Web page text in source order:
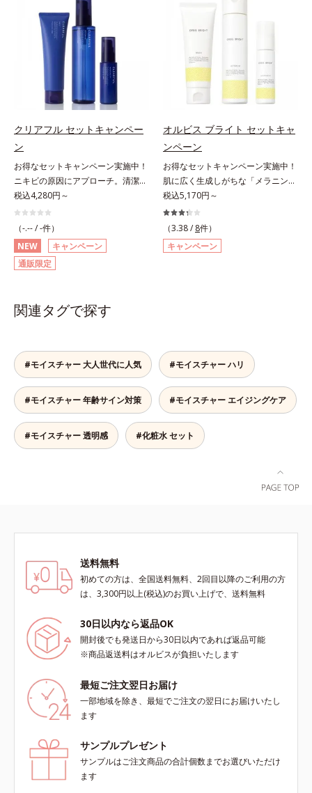
リーズです。5種の和漢植物由来成
分とコラーゲンが肌をいたわりなが
らうるおいを与え、バリア機能を維
持。ニキビができにくい肌を目指し
ます。さらにビタミンC誘導体をは
じめとした5種の整肌成分(*2)から
成る「ナノVCショットカプセル」
を配合。カプセルが浸透してから成
い浸透力(*3)と安定性を実現。毛穴
の目立ちをしっかりケア(*4)して、
ゆらぎやすいニキビ肌を、みずみず
しい清潔な垢抜け肌(*1)へと導きま
す。たっぷりの保湿成分で低刺激。
敏感肌の方にもお使いいただけます
(*5)。L＝さっぱりタイプ（ニキビ
のできやすい肌・超脂性肌～普通
肌）M＝しっとりタイプ（ニキビの
できやすい肌・普通肌～乾性肌）*1
然ビタミンE、イノシット、フィチ
メを整えて毛穴を目立たなくする*5
すべての方に皮膚刺激がおきないと
象パッチテスト済（すべての人に皮
膚刺激がおきないというわけではあ
りません）※弱酸性（ローション・
モイスチャーのみ）アレルギーテス
ない状態である「ハリのなさ」や、
くすみ(*6)などが現れている状態で
ある「透明感のなさ」が現れること
で大人の肌印象に大きな影響を与え
ていることが分かりました。そこで
オルビスユー ドットシリーズは美
容成分(*7)として「G.D.F.アクティ
ベーター(*8)」を配合。そして、従
来から配合している美白有効成分
「トラネキサム酸」を配合しまし
た。さらに、シリーズ共通の美容成
分(*7)「GLルートブースター(*9)」
を配合することで、肌のふっくら感
や透明感を叶えます。美白ケアしな
がら多角的なエイジングケアが叶う
シリーズに。3ステップで上向き
年齢に応じたお手入れのこと*4 う
るおいによる*5 乾燥、ハリ・ツヤ
のなさ*6 乾燥による*7 保湿成分*8
ロニセラカエルレア果汁、ノバラエ
キス配合＝うるおいを与えハリと透
明感に満ちた肌へ導く保湿成分*9
メマツヨイグサ抽出液、スイカズラ
分・油分を保ち、ハリ・ツヤを与え
る保湿成分*10 気持ちのこと各商品
ら
クリアフル セットキャンペー
ン
お得なセットキャンペーン実施中！
ニキビの原因にアプローチ。清潔な
垢抜け肌(*1)へ。「ニキビをくり返
してしまう」「毛穴目立ち(*2)が気
になる」「マスク生活であごや口ま
わりのニキビが気になる」というお
悩みに。くり返しニキビの根本原因
「肌のバリア機能の低下」と、肌悩
ンケアシリーズです。5種の和漢植
機能を維持。ニキビができにくい肌
を目指します。さらにビタミンC誘
導体(*3)と5種の整肌成分(*4)から成
る「ナノVCショットカプセル(*5)」
を配合。カプセルが浸透(*6)してか
ら成分を放出する特殊技術によっ
て、高い浸透力(*6)と安定性を実
いいただけます(*8)。L＝さっぱり
脂性肌～普通肌）M＝しっとりタイ
プ（ニキビのできやすい肌・普通肌
～乾性肌）*1 洗浄による汚れの除
ヘキシルデカン酸アスコルビル配合
＝整肌成分*4 天然ビタミンE、イノ
シット、フィチン酸、ユズセラミ
ド、スフィンゴ糖脂質*5 テトラ2-
ヘキシルデカン酸アスコルビル、天
然ビタミンE、イノシット、フィチ
ン酸、ユズセラミド、スフィンゴ糖
脂質配合＝肌をなめらかに整える整
りキメを整えて毛穴を目立たなくす
る*8 すべての方に皮膚刺激がおき
ないというわけではありません※敏
税込4,280円～
（-.-- / -件）
NEW
キャンペーン
通販限定
オルビス ブライト セットキャ
ンペーン
お得なセットキャンペーン実施中！
肌に広く生成しがちな「メラニンに
じみ(*1)」の原因をブロック(*2)！
澄み渡る輝き透明肌(*3)へ。業界初
(*4)知見「メラニンの第三のルー
ト」である「横のひろがり」に着目
して、全方位から透明肌を目指すブ
感を阻害する原因を引き起こしてい
ることがわかりました。そこでオル
ビス ブライト シリーズは「メラニ
ンにじみ」に着目して「高圧処理ビ
タミンC(*7)」を採用。肌奥(*6)まで
浸透し、シミやソバカスの原因とな
るメラニンの生成を食い止めます。
VCコンプレックス(*8)」が、透明感
を阻害する原因(*9)にアプローチし
に、肌荒れ防止有効成分と速効性と
ケアのアプローチによって、肌本来
の輝きを生かして澄み渡る、輝き透
プ（脂性肌～普通肌）M＝しっとり
タイプ（普通肌～乾性肌）*1 シ
ミ・ソバカスが肌表面にあらわれる
ミ・ソバカスを防ぐ*3 うるおいに
よる透明感のある肌*4 日本化粧品
業界で初めてメラニンの第三のルー
表したこと*5 うるおいによる*6 メ
ラノサイトまで*7 L-アスコルビン
税込5,170円～
（3.38 / 8件）
キャンペーン
関連タグで探す
#モイスチャー 大人世代に人気 #モイスチャー ハリ
#モイスチャー 年齢サイン対策 #モイスチャー エイジングケア
#モイスチャー 透明感 #化粧水 セット
送料無料
初めての方は、全国送料無料、2回目以降のご利用の方
は、3,300円以上(税込)のお買い上げで、送料無料
30日以内なら返品OK
開封後でも発送日から30日以内であれば返品可能
※商品返送料はオルビスが負担いたします
最短ご注文翌日お届け
一部地域を除き、最短でご注文の翌日にお届けいたし
ます
サンプルプレゼント
サンプルはご注文商品の合計個数までお選びいただけ
ます